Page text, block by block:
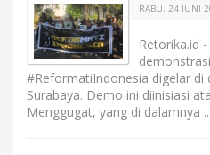
RABU, 24 JUNI
Retorika.id
#ReformatiIndonesia digelar di
Surabaya. Demo ini diinisiasi
Menggugat, yang di dalamnya ...